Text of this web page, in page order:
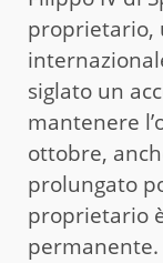
proprietario,
siglato un
mantenere
ottobre,
prolungato
proprietario
permanente.